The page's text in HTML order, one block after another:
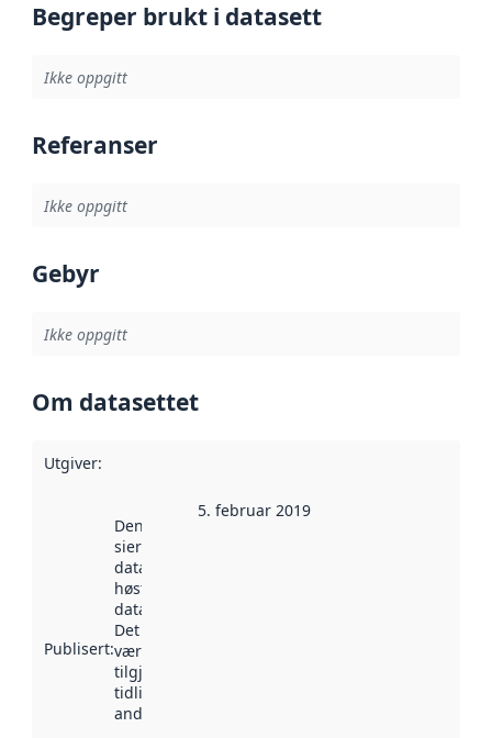
Begreper brukt i datasett
Ikke oppgitt
Referanser
Ikke oppgitt
Gebyr
Ikke oppgitt
Om datasettet
Utgiver:
Publisert:
Denne datoen
sier når
datasettet ble
høstet av
data.norge.no.
Det kan ha
vært
tilgjengelig
tidligere
andre steder.
5. februar 2019